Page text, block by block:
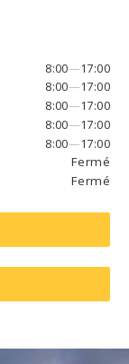
8:00—17:00
8:00—17:00
8:00—17:00
8:00—17:00
8:00—17:00
Fermé
Fermé